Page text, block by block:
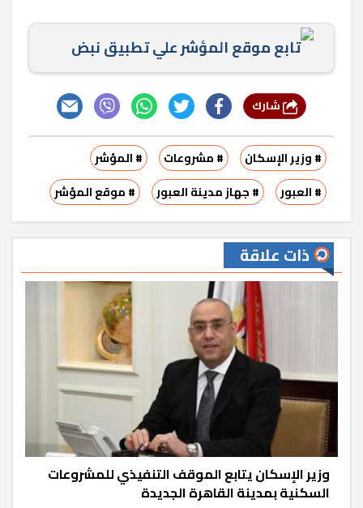
تابع موقع المؤشر علي تطبيق نبض
# وزير الإسكان # مشروعات
# المؤشر
# العبور
# جهاز مدينة العبور # موقع المؤشر
ذات علاقة
وزير الإسكان يتابع الموقف التنفيذي للمشروعات
السكنية بمدينة القاهرة الجديدة